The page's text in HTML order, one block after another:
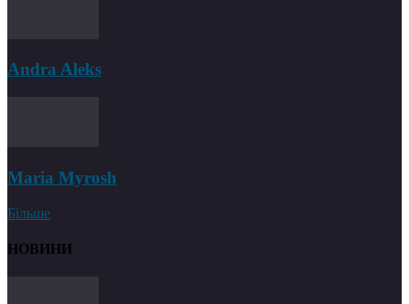
Andra Aleks
Maria Myrosh
Більше
НОВИНИ